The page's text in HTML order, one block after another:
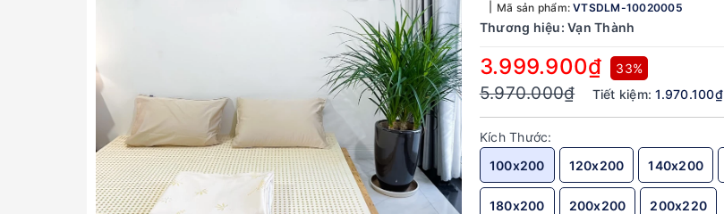
Mã sản phẩm: VTSDLM-10020005
Thương hiệu: Vạn Thành
3.999.900₫ 33%
5.970.000₫ Tiết kiệm:1.970.100₫
Kích Thước:
100x200
120x200 140x200
180x200 200x200 200x220